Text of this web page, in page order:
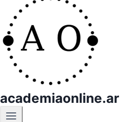
academiaonline.ar